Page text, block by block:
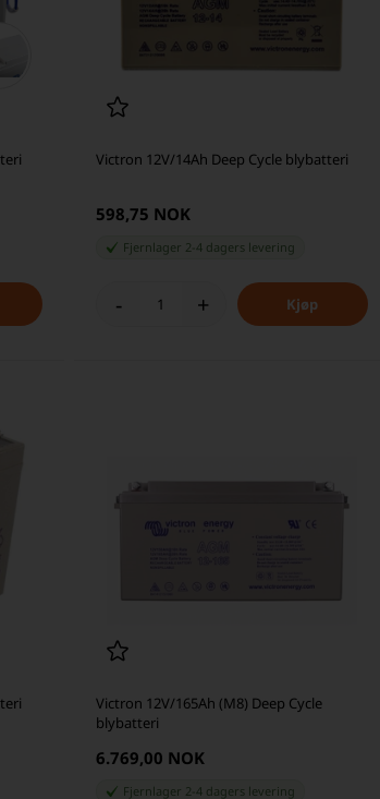
Victron 12V/14Ah Deep Cycle blybatteri
598,75 NOK
Fjernlager 2-4 dagers levering
- +
Victron 12V/165Ah (M8) Deep Cycle
blybatteri
6.769,00 NOK
Fjernlager 2-4 dagers levering